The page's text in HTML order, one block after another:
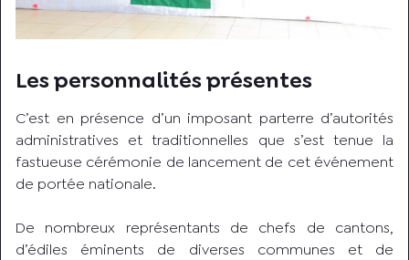
Les personnalités présentes
C’est en présence d’un imposant parterre d’autorités
administratives et traditionnelles que s’est tenue la
fastueuse cérémonie de lancement de cet événement
de portée nationale.
De nombreux représentants de chefs de cantons,
d’édiles éminents de diverses communes et de